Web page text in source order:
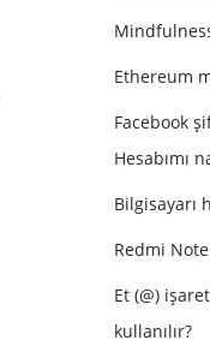
Ethereum
Facebook
Hesabımı
Bilgisayarı
Redmi
Et (@)
kullanılır?